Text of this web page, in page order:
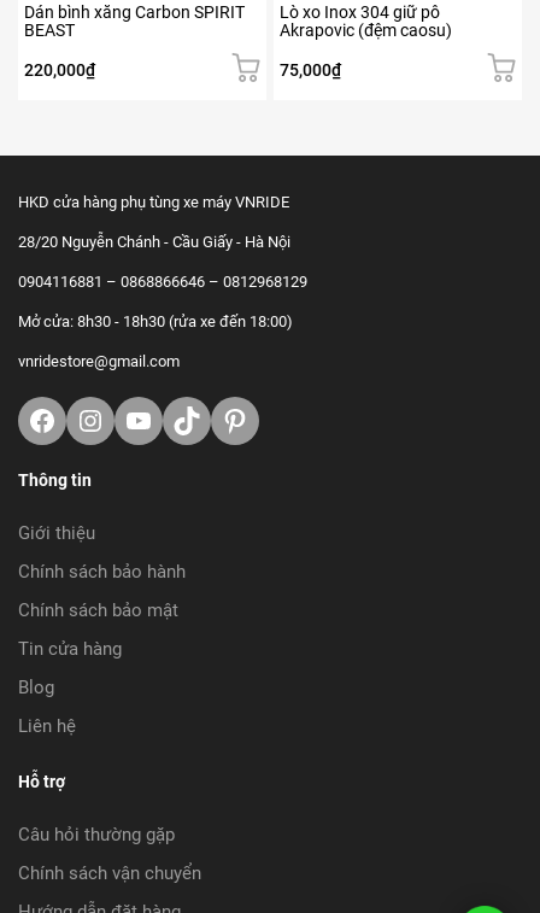
thể
được
chọn
Dán bình xăng Carbon SPIRIT
BEAST
220,000₫
Lò xo Inox 304 giữ pô
Akrapovic (đệm caosu)
75,000₫
HKD cửa hàng phụ tùng xe máy VNRIDE
28/20 Nguyễn Chánh - Cầu Giấy - Hà Nội
0904116881 – 0868866646 – 0812968129
Mở cửa: 8h30 - 18h30 (rửa xe đến 18:00)
vnridestore@gmail.com
Facebook
Instagram
Youtube
TikTokhttps://www.pinterest.com/
Thông tin
Giới thiệu
Chính sách bảo hành
Chính sách bảo mật
Tin cửa hàng
Blog
Liên hệ
Hỗ trợ
Câu hỏi thường gặp
Chính sách vận chuyển